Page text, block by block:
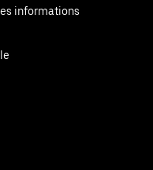
informations